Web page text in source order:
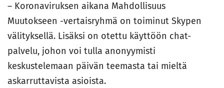
– Koronaviruksen aikana Mahdollisuus
Muutokseen -vertaisryhmä on toiminut Skypen
välityksellä. Lisäksi on otettu käyttöön chat-
palvelu, johon voi tulla anonyymisti
keskustelemaan päivän teemasta tai mieltä
askarruttavista asioista.